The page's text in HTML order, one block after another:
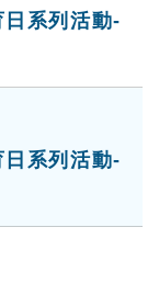
系列活動-
系列活動-